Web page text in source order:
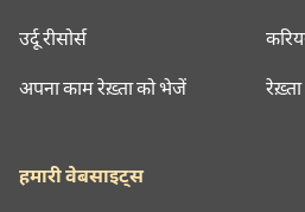
उर्दू रीसोर्स
अपना काम रेख़्ता को भेजें
हमारी वेबसाइट्स